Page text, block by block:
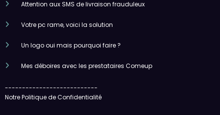
Attention aux SMS de livraison frauduleux
Votre pc rame, voici la solution
Un logo oui mais pourquoi faire ?
Mes déboires avec les prestataires Comeup
---------------------------
Notre Politique de Confidentialité